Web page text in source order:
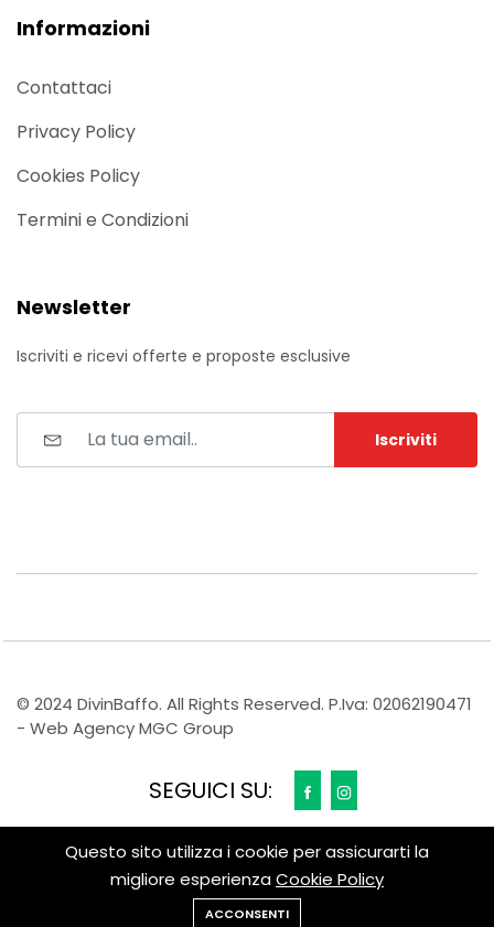
Informazioni
Contattaci
Privacy Policy
Cookies Policy
Termini e Condizioni
Newsletter
Iscriviti e ricevi offerte e proposte esclusive
Iscriviti
© 2024 DivinBaffo. All Rights Reserved. P.Iva: 02062190471
- Web Agency MGC Group
SEGUICI SU:
Categoria
Questo sito utilizza i cookie per assicurarti la
migliore esperienzaCookie Policy
ACCONSENTI